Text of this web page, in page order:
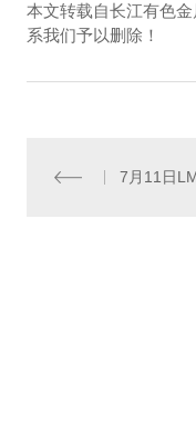
本文转载自长江有色
系我们予以删除！
7月11日